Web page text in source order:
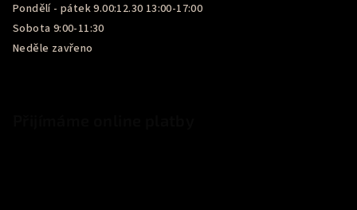
Pondělí - pátek 9.00:12.30 13:00-17:00
Sobota 9:00-11:30
Neděle zavřeno